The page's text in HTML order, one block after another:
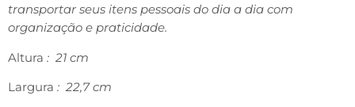
transportar seus itens pessoais do dia a dia com
organização e praticidade.
Altura : 21 cm
Largura : 22,7 cm